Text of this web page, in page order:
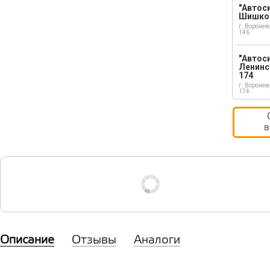
г.
146
174
г.
174
Описание Отзывы Аналоги